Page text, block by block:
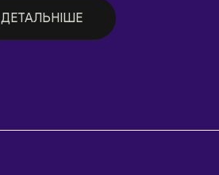
ДЕТАЛЬНІШЕ